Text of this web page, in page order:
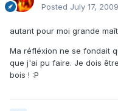
Posted July 17, 2009
autant pour moi grande
Ma réfléxion ne se fondait
que j'ai pu faire. Je dois
bois ! :P